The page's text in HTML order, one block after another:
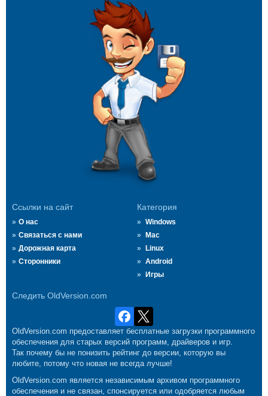
Ссылки на сайт
О нас
Связаться с нами
Дорожная карта
Сторонники
Категория
Windows
Mac
Linux
Android
Игры
Следить OldVersion.com
OldVersion.com предоставляет бесплатные загрузки программного
обеспечения для старых версий программ, драйверов и игр.
Так почему бы не понизить рейтинг до версии, которую вы
любите, потому что новая не всегда лучше!
OldVersion.com является независимым архивом программного
обеспечения и не связан, спонсируется или одобряется любым